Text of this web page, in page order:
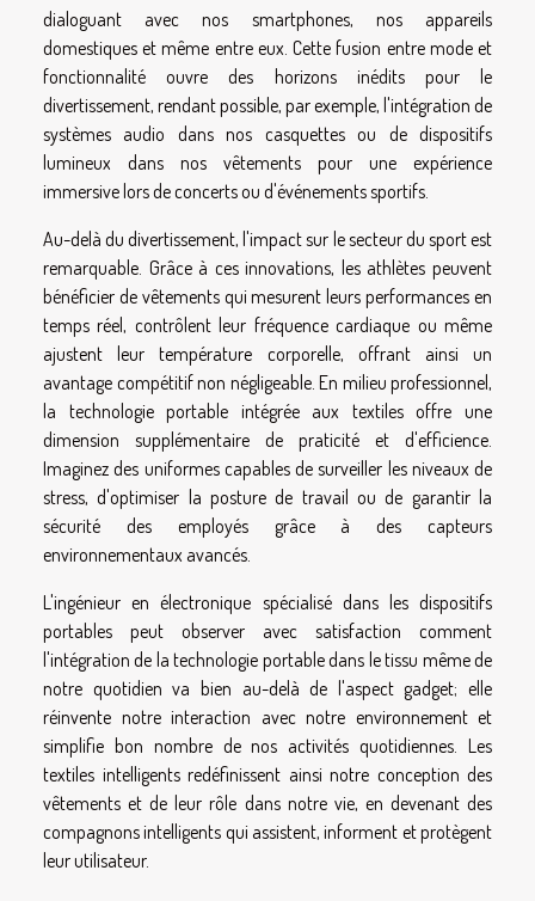
dialoguant avec nos smartphones, nos appareils
domestiques et même entre eux. Cette fusion entre mode et
fonctionnalité ouvre des horizons inédits pour le
divertissement, rendant possible, par exemple, l'intégration de
systèmes audio dans nos casquettes ou de dispositifs
lumineux dans nos vêtements pour une expérience
immersive lors de concerts ou d'événements sportifs.
Au-delà du divertissement, l'impact sur le secteur du sport est
remarquable. Grâce à ces innovations, les athlètes peuvent
bénéficier de vêtements qui mesurent leurs performances en
temps réel, contrôlent leur fréquence cardiaque ou même
ajustent leur température corporelle, offrant ainsi un
avantage compétitif non négligeable. En milieu professionnel,
la technologie portable intégrée aux textiles offre une
dimension supplémentaire de praticité et d'efficience.
Imaginez des uniformes capables de surveiller les niveaux de
stress, d'optimiser la posture de travail ou de garantir la
sécurité des employés grâce à des capteurs
environnementaux avancés.
L'ingénieur en électronique spécialisé dans les dispositifs
portables peut observer avec satisfaction comment
l'intégration de la technologie portable dans le tissu même de
notre quotidien va bien au-delà de l'aspect gadget; elle
réinvente notre interaction avec notre environnement et
simplifie bon nombre de nos activités quotidiennes. Les
textiles intelligents redéfinissent ainsi notre conception des
vêtements et de leur rôle dans notre vie, en devenant des
compagnons intelligents qui assistent, informent et protègent
leur utilisateur.